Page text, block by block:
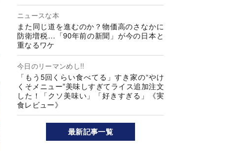
ニュースな本
また同じ道を進むのか？物価高のさなかに
防衛増税…「90年前の新聞」が今の日本と
重なるワケ
今日のリーマンめし!!
「もう5回くらい食べてる」すき家の“やけ
くそメニュー”美味しすぎてライス追加注文
した！「クソ美味い」「好きすぎる」《実
食レビュー》
最新記事一覧